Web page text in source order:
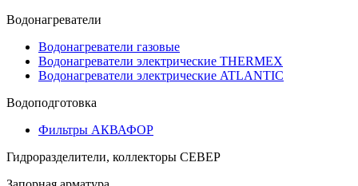
Водонагреватели
Водонагреватели газовые
Водонагреватели электрические THERMEX
Водонагреватели электрические ATLANTIC
Водоподготовка
Фильтры АКВАФОР
Гидроразделители, коллекторы СЕВЕР